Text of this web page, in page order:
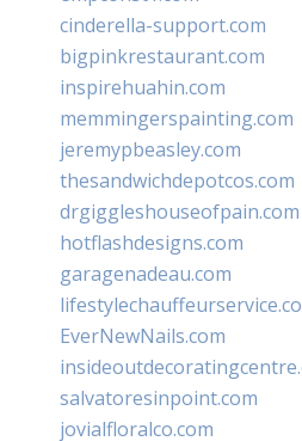
cinderella-support.com
bigpinkrestaurant.com
inspirehuahin.com
memmingerspainting.com
jeremypbeasley.com
thesandwichdepotcos.com
drgiggleshouseofpain.com
hotflashdesigns.com
garagenadeau.com
EverNewNails.com
salvatoresinpoint.com
jovialfloralco.com